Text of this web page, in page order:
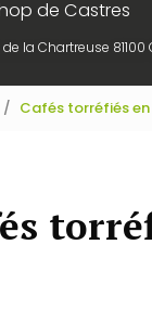
de Castres
la Chartreuse 81100
Cafés torréfiés